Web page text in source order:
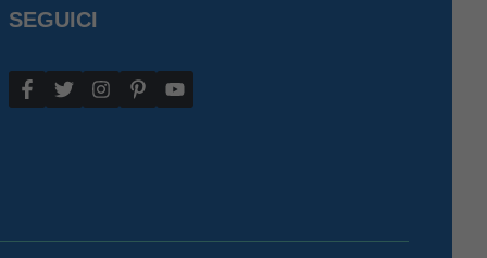
SEGUICI